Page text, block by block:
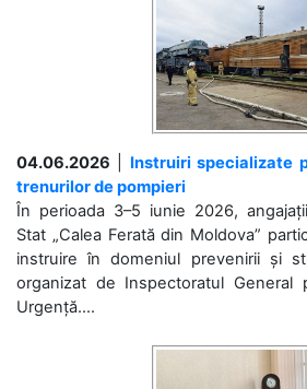
04.06.2026
Instruiri specializate
trenurilor de pompieri
În perioada 3–5 iunie 2026,
Stat „Calea Ferată din Moldova”
instruire în domeniul prevenirii și
organizat de Inspectoratul General
Urgență....